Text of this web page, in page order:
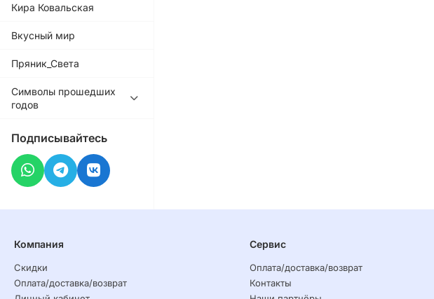
Кира Ковальская
Вкусный мир
Пряник_Света
Символы прошедших
годов
Подписывайтесь
Компания
Скидки
Оплата/доставка/возврат
Сервис
Оплата/доставка/возврат
Контакты